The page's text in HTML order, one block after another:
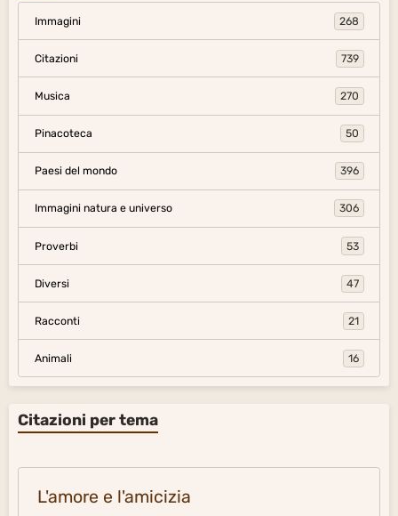
Immagini 268
Citazioni 739
Musica 270
Pinacoteca 50
Paesi del mondo 396
Immagini natura e universo 306
Proverbi 53
Diversi 47
Racconti 21
Animali 16
Citazioni per tema
L'amore e l'amicizia